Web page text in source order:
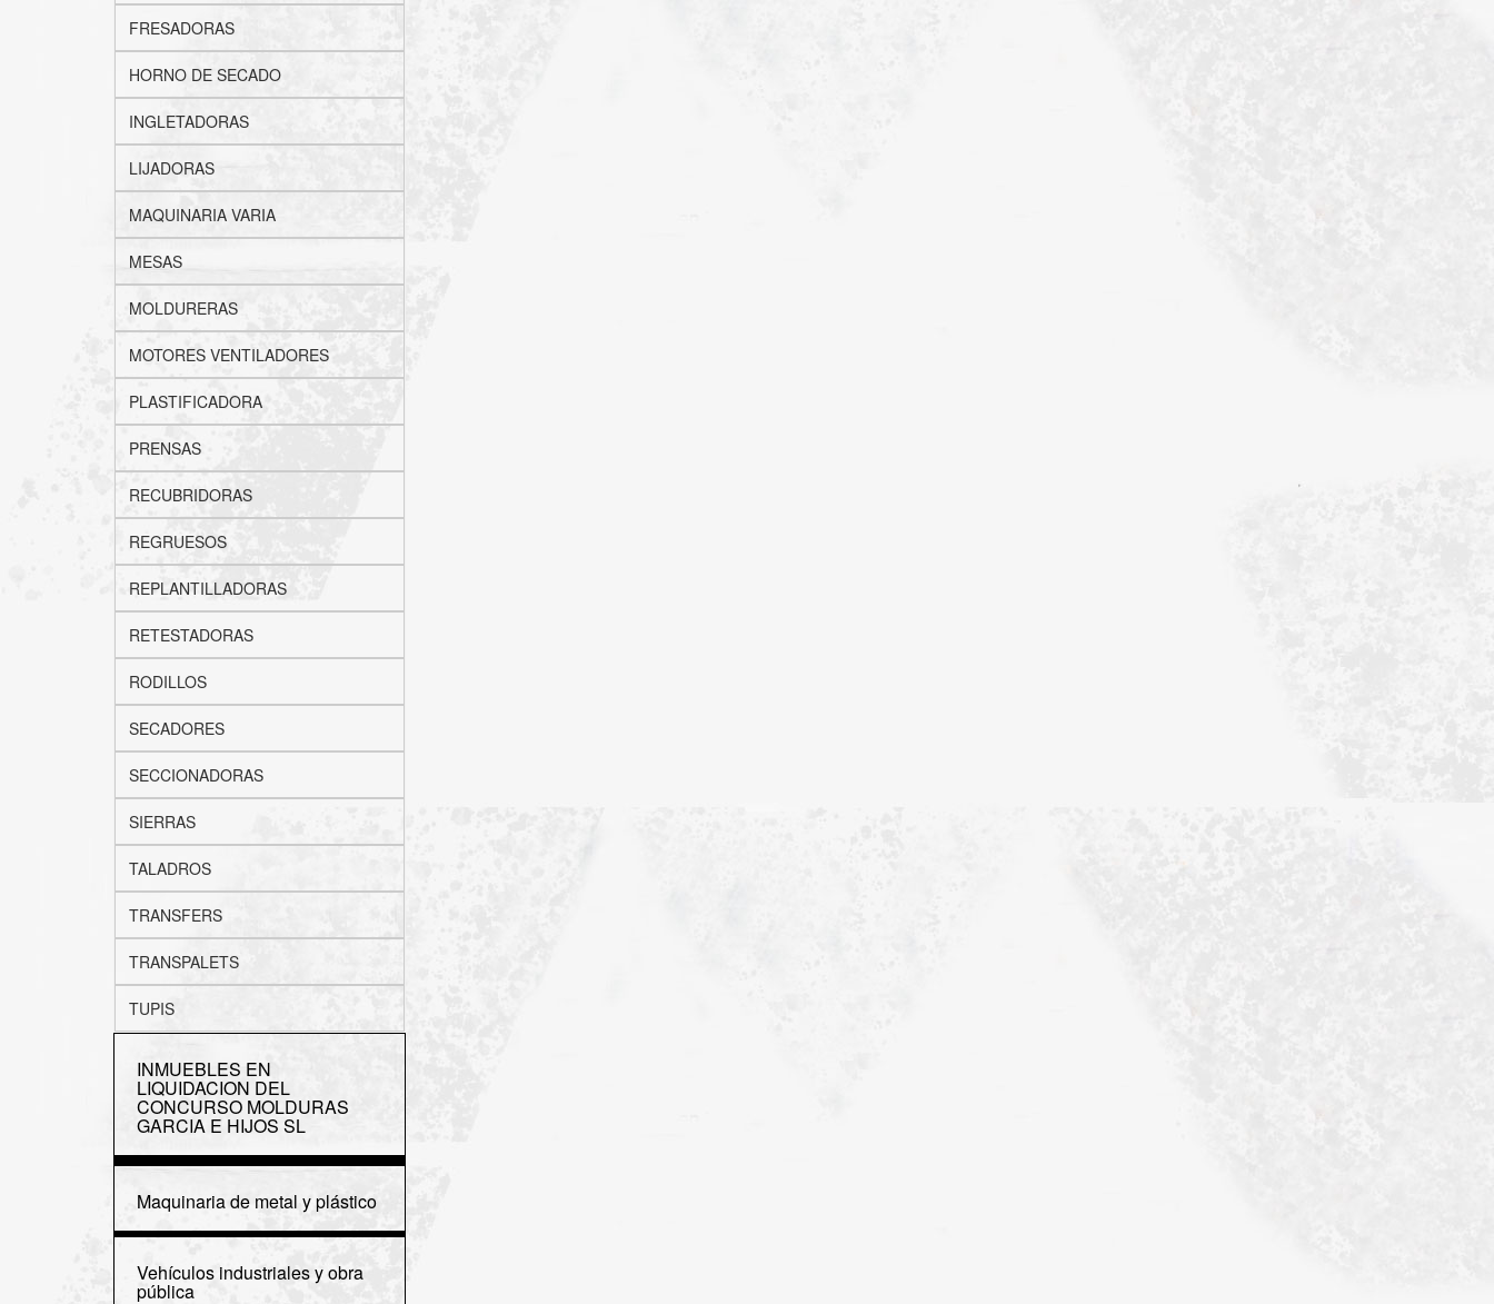
FRESADORAS
HORNO DE SECADO
INGLETADORAS
LIJADORAS
MAQUINARIA VARIA
MESAS
MOLDURERAS
MOTORES VENTILADORES
PLASTIFICADORA
PRENSAS
RECUBRIDORAS
REGRUESOS
REPLANTILLADORAS
RETESTADORAS
RODILLOS
SECADORES
SECCIONADORAS
SIERRAS
TALADROS
TRANSFERS
TRANSPALETS
TUPIS
INMUEBLES EN
LIQUIDACION DEL
CONCURSO MOLDURAS
GARCIA E HIJOS SL
Maquinaria de metal y plástico
Vehículos industriales y obra
pública